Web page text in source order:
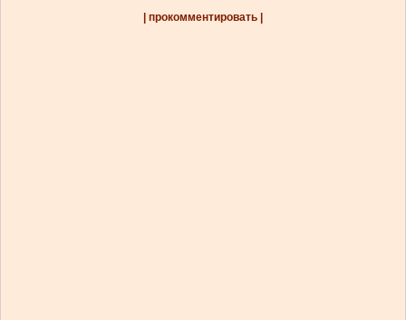
| прокомментировать |